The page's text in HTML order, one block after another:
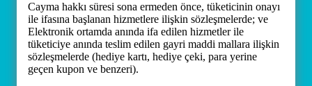
Cayma hakkı süresi sona ermeden önce, tüketicinin onayı
ile ifasına başlanan hizmetlere ilişkin sözleşmelerde; ve
Elektronik ortamda anında ifa edilen hizmetler ile
tüketiciye anında teslim edilen gayri maddi mallara ilişkin
sözleşmelerde (hediye kartı, hediye çeki, para yerine
geçen kupon ve benzeri).